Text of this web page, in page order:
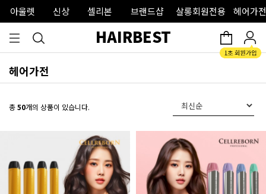
아울렛 신상 셀리본 브랜드샵 살롱회원전용 헤어가
HAIRBEST
헤어가전
총50개의 상품이 있습니다.